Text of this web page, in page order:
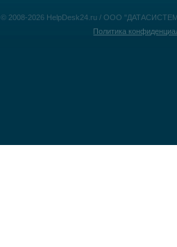
© 2008-2026 HelpDesk24.ru / ООО
Политика